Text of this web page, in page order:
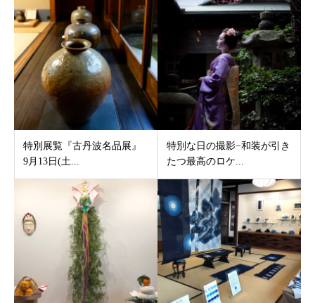
特別展覧『古丹波名品展』
9月13日(土...
特別な日の撮影−和装が引き
たつ最高のロケ...